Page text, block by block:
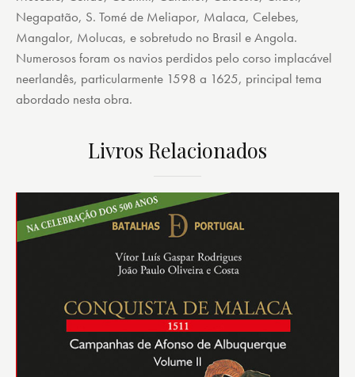
Negapatão, S. Tomé de Meliapor, Malaca, Celebes,
Mangalor, Molucas, e sobretudo no Brasil e Angola.
Numerosos foram os navios perdidos pelo corso implacável
neerlandês, particularmente 1598 a 1625, principal tema
abordado nesta obra.
Livros Relacionados